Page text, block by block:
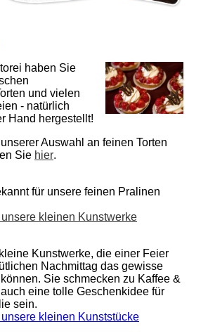
haben Sie
und vielen
- natürlich
Hand hergestellt!
Auswahl an feinen Torten
Sie hier.
für unsere feinen Pralinen
kleinen Kunstwerke
Kunstwerke, die einer Feier
Nachmittag das gewisse
Sie schmecken zu Kaffee &
eine tolle Geschenkidee für
sein.
kleinen Kunststücke